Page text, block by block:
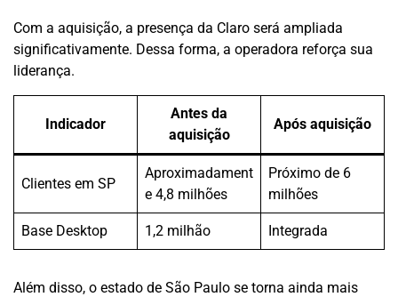
Com a aquisição, a presença da Claro será ampliada
significativamente. Dessa forma, a operadora reforça sua
liderança.
Indicador
Antes da
aquisição
Após aquisição
Clientes em SP
Aproximadament
e 4,8 milhões
Próximo de 6
milhões
Base Desktop 1,2 milhão Integrada
Além disso, o estado de São Paulo se torna ainda mais